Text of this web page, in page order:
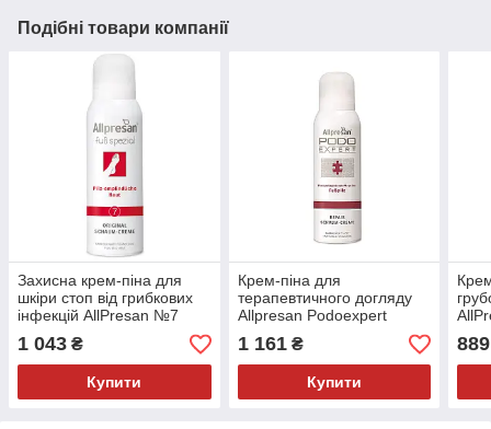
Подібні товари компанії
Захисна крем-піна для
шкіри стоп від грибкових
інфекцій AllPresan №7
1 043 ₴
Купити
Крем-піна для
терапевтичного догляду
Allpresan Podoexpert
Repair Foam Cream
1 161₴
Купити
889